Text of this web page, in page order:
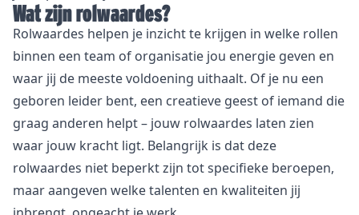
Wat zijn rolwaardes?
Rolwaardes helpen je inzicht te krijgen in welke rollen
binnen een team of organisatie jou energie geven en
waar jij de meeste voldoening uithaalt. Of je nu een
geboren leider bent, een creatieve geest of iemand die
graag anderen helpt – jouw rolwaardes laten zien
waar jouw kracht ligt. Belangrijk is dat deze
rolwaardes niet beperkt zijn tot specifieke beroepen,
maar aangeven welke talenten en kwaliteiten jij